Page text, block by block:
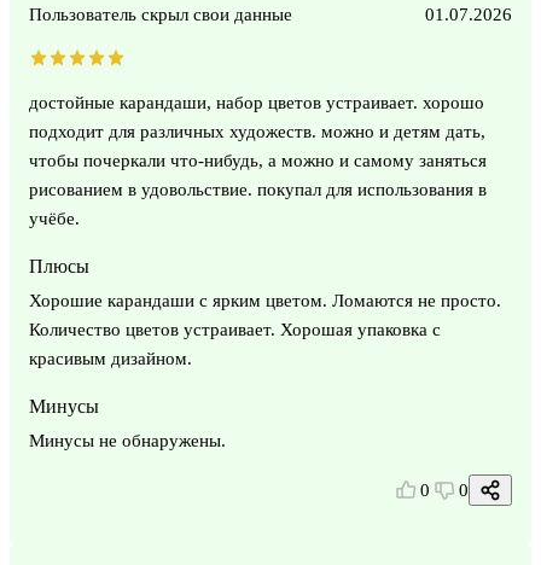
Пользователь скрыл свои данные 01.07.2026
достойные карандаши, набор цветов устраивает. хорошо
подходит для различных художеств. можно и детям дать,
чтобы почеркали что-нибудь, а можно и самому заняться
рисованием в удовольствие. покупал для использования в
учёбе.
Плюсы
Хорошие карандаши с ярким цветом. Ломаются не просто.
Количество цветов устраивает. Хорошая упаковка с
красивым дизайном.
Минусы
Минусы не обнаружены.
0 0